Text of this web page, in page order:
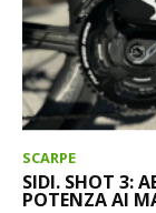
SCARPE
SIDI. SHOT 3:
POTENZA AI